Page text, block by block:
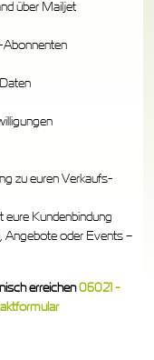
über Mailjet
zu euren Verkaufs-
eure Kundenbindung
Angebote oder Events –
erreichen06021 -